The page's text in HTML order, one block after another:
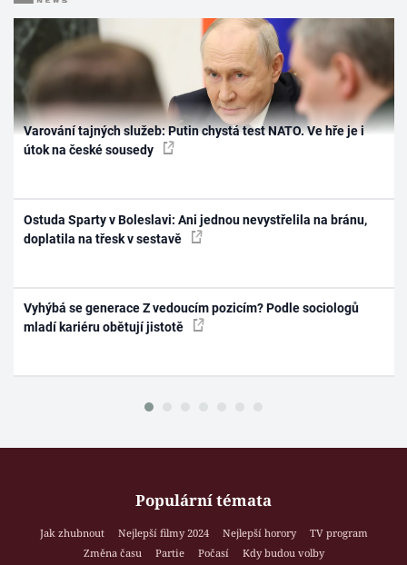
Varování tajných služeb: Putin chystá test NATO. Ve hře je i
útok na české sousedy
Ostuda Sparty v Boleslavi: Ani jednou nevystřelila na bránu,
doplatila na třesk v sestavě
Vyhýbá se generace Z vedoucím pozicím? Podle sociologů
mladí kariéru obětují jistotě
Populární témata
Jak zhubnout Nejlepší filmy 2024 Nejlepší horory
TV program
Změna času
Partie Počasí
Kdy budou volby